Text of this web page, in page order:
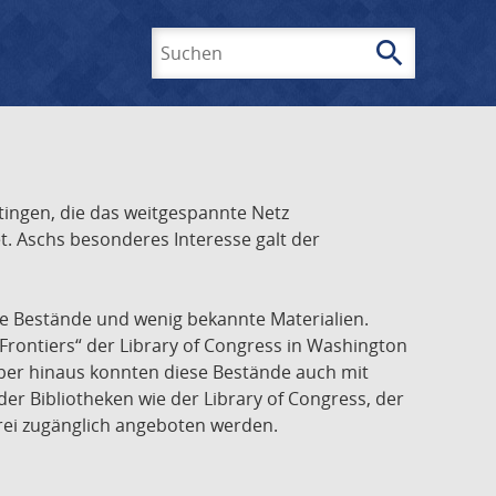
search
die das weitgespannte Netz
Aschs besonderes Interesse galt der
Bestände und wenig bekannte Materialien.
der Library of Congress in Washington
hinaus konnten diese Bestände auch mit
Bibliotheken wie der Library of Congress, der
zugänglich angeboten werden.